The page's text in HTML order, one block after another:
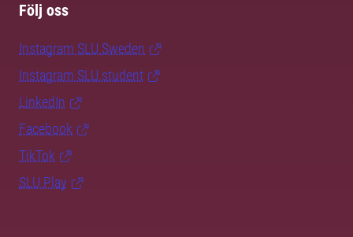
Följ oss
Instagram SLU.Sweden
Instagram SLU.student
LinkedIn
Facebook
TikTok
SLU Play